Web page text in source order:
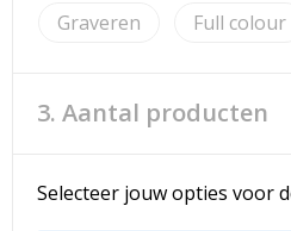
Graveren
Full colour
3. Aantal producten
Selecteer jouw opties voor